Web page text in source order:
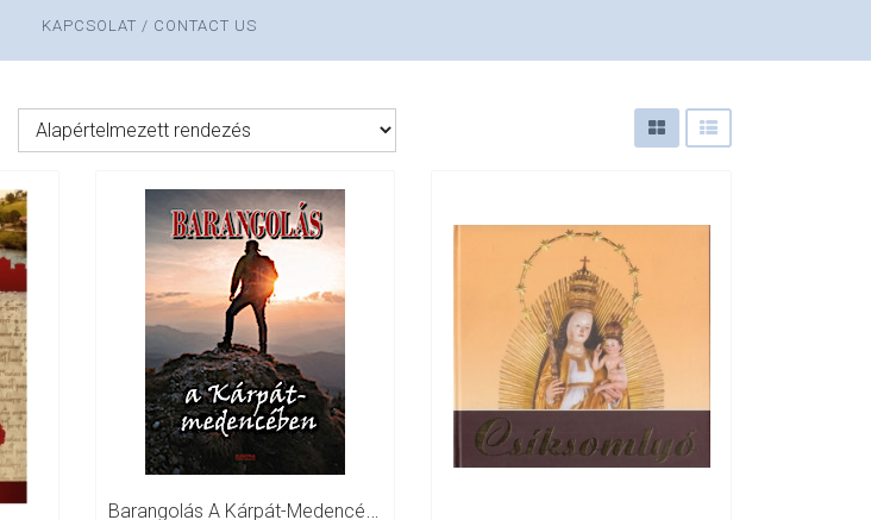
KAPCSOLAT / CONTACT US